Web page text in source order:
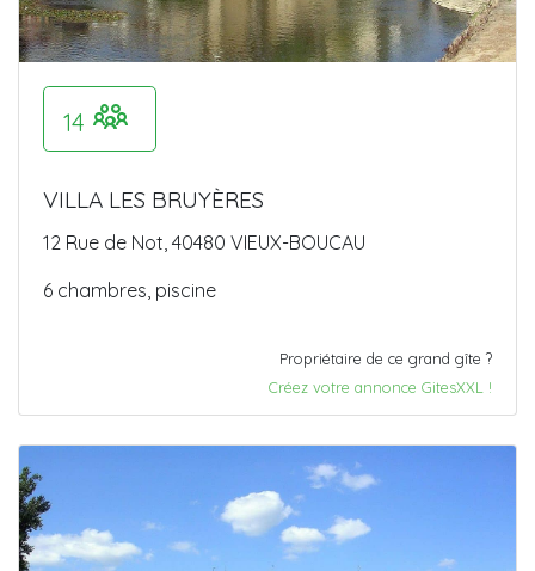
14
VILLA LES BRUYÈRES
12 Rue de Not, 40480 VIEUX-BOUCAU
6 chambres, piscine
Propriétaire de ce grand gîte ?
Créez votre annonce GitesXXL !